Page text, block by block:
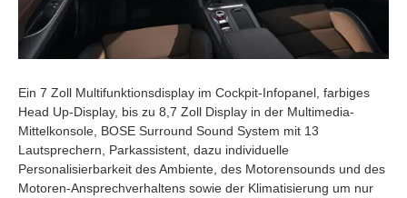
Ein 7 Zoll Multifunktionsdisplay im Cockpit-Infopanel, farbiges
Head Up-Display, bis zu 8,7 Zoll Display in der Multimedia-
Mittelkonsole, BOSE Surround Sound System mit 13
Lautsprechern, Parkassistent, dazu individuelle
Personalisierbarkeit des Ambiente, des Motorensounds und des
Motoren-Ansprechverhaltens sowie der Klimatisierung um nur